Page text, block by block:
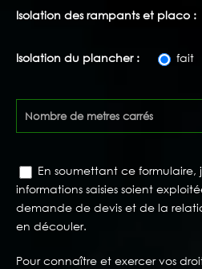
Isolation des rampants et placo :
Isolation du plancher : fait
En soumettant ce
informations saisies soient
demande de devis et de la
en découler.
Pour connaître et exercer vos